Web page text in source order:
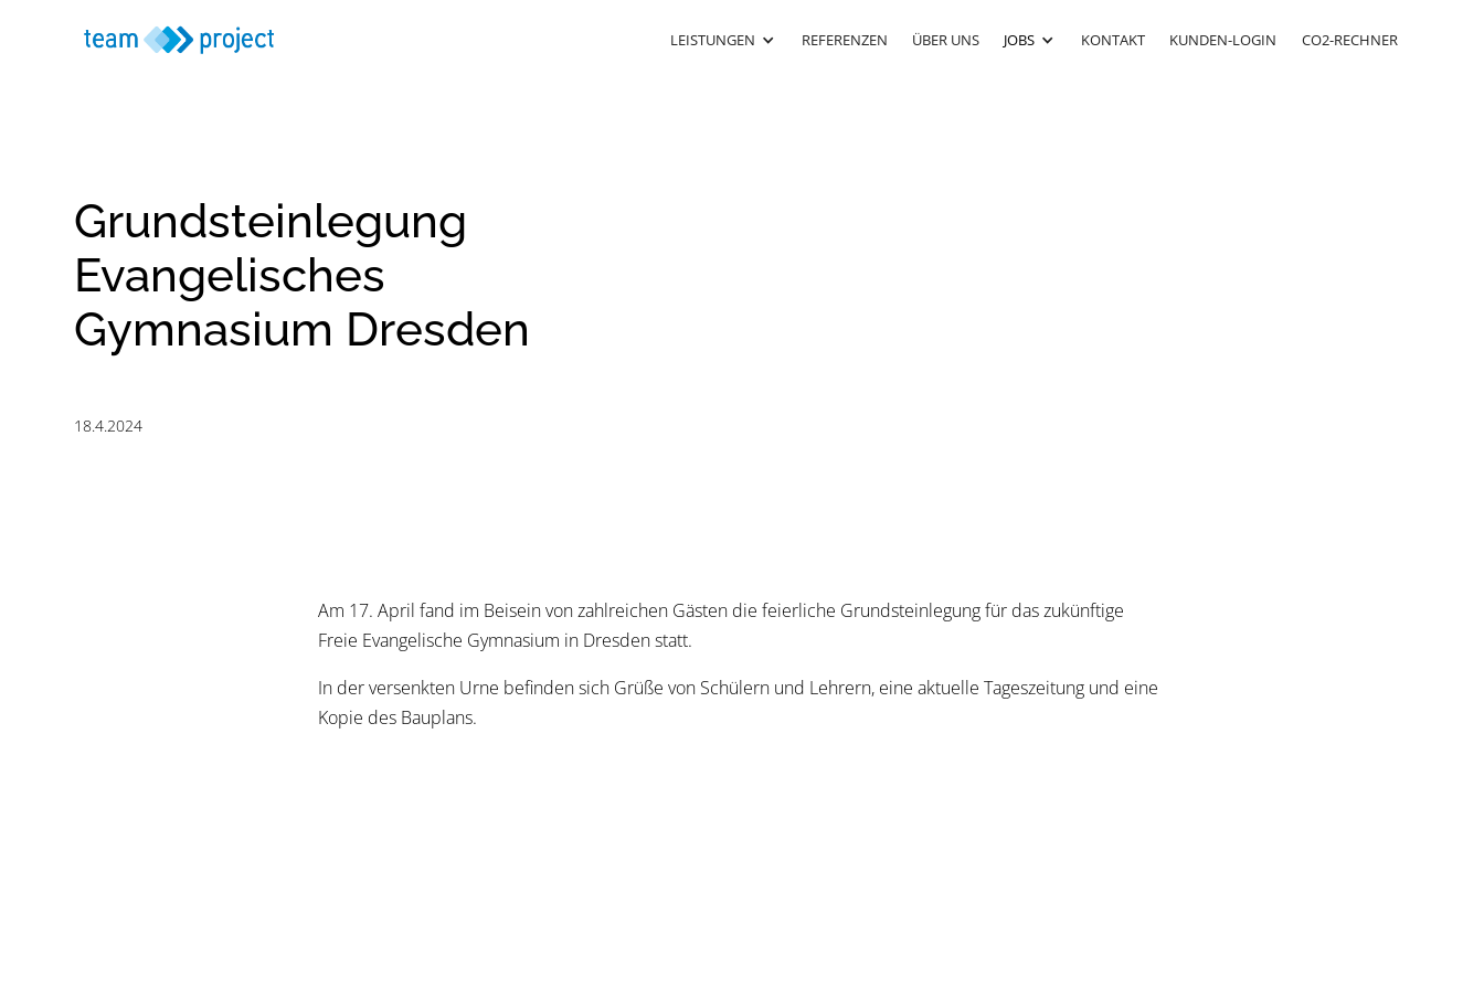
LEISTUNGEN REFERENZEN ÜBER UNS JOBS KONTAKT KUNDEN-LOGIN CO2-RECHNER
Grundsteinlegung
Evangelisches
Gymnasium Dresden
18.4.2024
Am 17. April fand im Beisein von zahlreichen Gästen die feierliche Grundsteinlegung für das zukünftige
Freie Evangelische Gymnasium in Dresden statt.
In der versenkten Urne befinden sich Grüße von Schülern und Lehrern, eine aktuelle Tageszeitung und eine
Kopie des Bauplans.